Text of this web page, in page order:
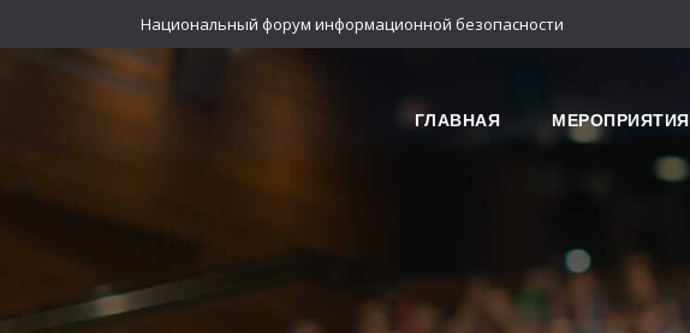
Национальный форум информационной безопасности
ГЛАВНАЯ МЕРОПРИЯТИЯ